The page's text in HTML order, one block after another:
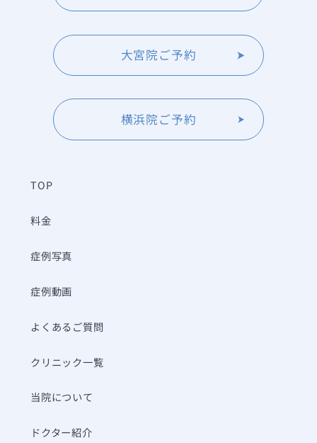
大宮院ご予約
横浜院ご予約
TOP
料金
症例写真
症例動画
よくあるご質問
クリニック一覧
当院について
ドクター紹介